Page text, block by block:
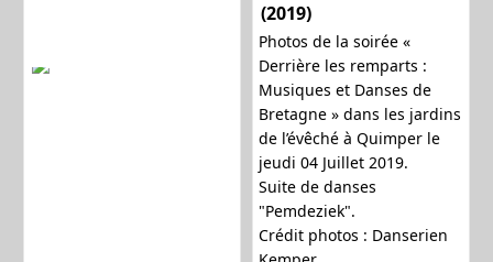
(2019)
Photos de la soirée «
Derrière les remparts :
Musiques et Danses de
Bretagne » dans les jardins
de l’évêché à Quimper le
jeudi 04 Juillet 2019.
Suite de danses
"Pemdeziek".
Crédit photos : Danserien